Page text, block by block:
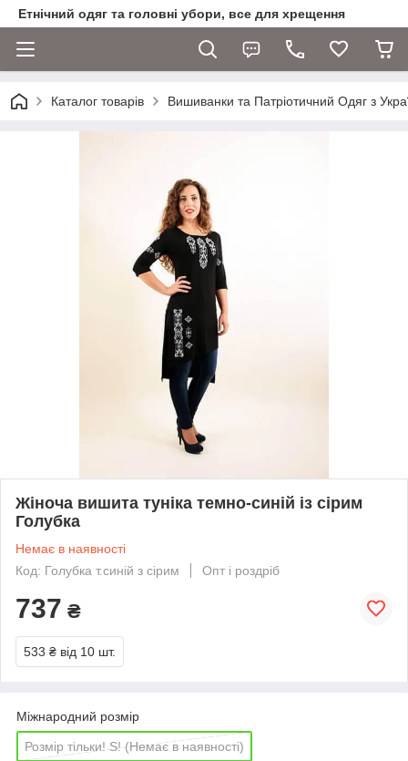
Етнічний одяг та головні убори, все для хрещення
Каталог товарів Вишиванки та Патріотичний Одяг з
Жіноча вишита туніка темно-синій із сірим
Голубка
Немає в наявності
Код: Голубка т.синій з сірим
Опт і роздріб
737 ₴
533 ₴ від 10 шт.
Міжнародний розмір
Розмір тільки! S! (Немає в наявності)